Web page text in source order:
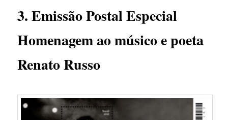
3. Emissão Postal Especial
Homenagem ao músico e poeta
Renato Russo